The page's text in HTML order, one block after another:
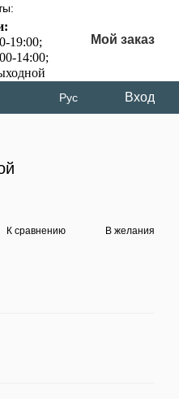
19:00;
14:00;
Мой заказ
Рус Вход
К сравнению В желания